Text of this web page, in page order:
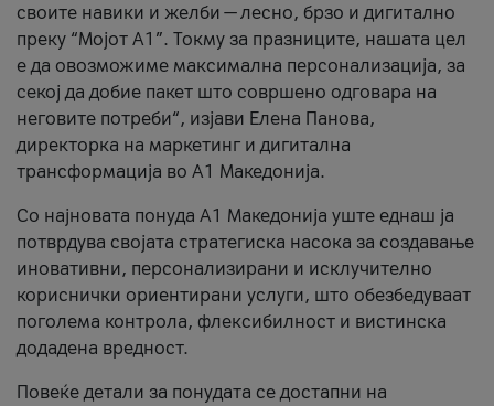
своите навики и желби — лесно, брзо и дигитално
преку “Мојот А1”. Токму за празниците, нашата цел
е да овозможиме максимална персонализација, за
секој да добие пакет што совршено одговара на
неговите потреби“, изјави Елена Панова,
директорка на маркетинг и дигитална
трансформација во А1 Македонија.
Со најновата понуда А1 Македонија уште еднаш ја
потврдува својата стратегиска насока за создавање
иновативни, персонализирани и исклучително
кориснички ориентирани услуги, што обезбедуваат
поголема контрола, флексибилност и вистинска
додадена вредност.
Повеќе детали за понудата се достапни на